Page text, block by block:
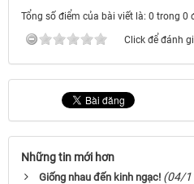
Tổng số điểm của bài viết là: 0 trong 0
Click để đánh
Những tin mới hơn
Giống nhau đến kinh ngạc! (04/